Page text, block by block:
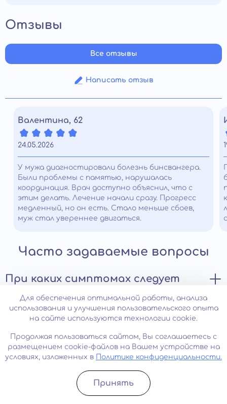
Отзывы
Написать отзыв
Все отзывы
Валентина, 62
24.05.2026
У мужа диагностировали болезнь бинсвангера.
Были проблемы с памятью, нарушалась
координация. Врач доступно объяснил, что с
этим делать. Лечение начали сразу. Прогресс
медленный, но он есть. Стало меньше сбоев,
муж стал увереннее двигаться.
Часто задаваемые вопросы
При каких симптомах следует
незамедлительно обратиться к
врачу?
требующее немедленного обращения к неврологу при
появлении первых симптомов. Среди них можно
выделить:
снижение работоспособности и постоянное
чувство усталости;
Можно ли полностью избавиться
от болезни?
Синдром Бинсвангера является необратимым
прогрессирующим заболеванием, которое приводит к
постепенному уничтожению белого вещества
Анонимная и бесплатная
консультация специалиста
Записатьcя
Для обеспечения оптимальной работы, анализа
использования и улучшения пользовательского опыта
на сайте используются технологии cookie.
Продолжая пользоваться сайтом, Вы соглашаетесь с
размещением cookie-файлов на Вашем устройстве на
условиях, изложенных в
Политике конфиденциальности.
Принять